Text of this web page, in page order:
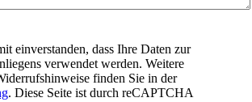
einverstanden, dass Ihre Daten zur
verwendet werden. Weitere
finden Sie in der
. Diese Seite ist durch reCAPTCHA